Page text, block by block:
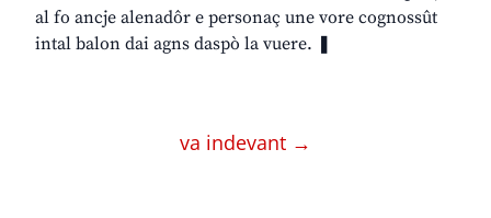
al fo ancje alenadôr e personaç une vore cognossût
intal balon dai agns daspò la vuere. ❚
va indevant →